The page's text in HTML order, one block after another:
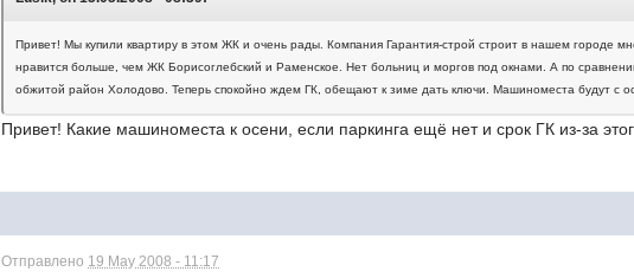
Привет! Мы купили квартиру в этом ЖК и очень рады. Компания Гарантия-строй строит в нашем городе
нравится больше, чем ЖК Борисоглебский и Раменское. Нет больниц и моргов под окнами. А по
обжитой район Холодово. Теперь спокойно ждем ГК, обещают к зиме дать ключи. Машиноместа будут с
Привет! Какие машиноместа к осени, если паркинга ещё нет и срок ГК из-за
Отправлено 19 May 2008 - 11:17